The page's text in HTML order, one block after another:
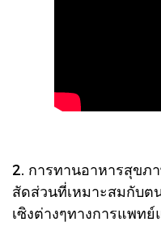
2. การทานอาหารสุขภ
สัดส่วนที่เหมาะสมกับต
เซิงต่างๆทางการแพท